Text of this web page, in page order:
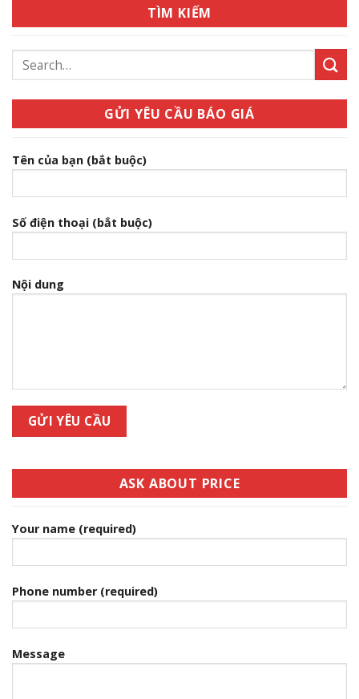
TÌM KIẾM
Search
for:
GỬI YÊU CẦU BÁO GIÁ
Tên của bạn (bắt buộc)
Số điện thoại (bắt buộc)
Nội dung
ASK ABOUT PRICE
Your name (required)
Phone number (required)
Message